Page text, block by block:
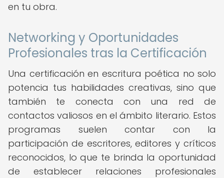
en tu obra.
Networking y Oportunidades
Profesionales tras la Certificación
Una certificación en escritura poética no solo
potencia tus habilidades creativas, sino que
también te conecta con una red de
contactos valiosos en el ámbito literario. Estos
programas suelen contar con la
participación de escritores, editores y críticos
reconocidos, lo que te brinda la oportunidad
de establecer relaciones profesionales